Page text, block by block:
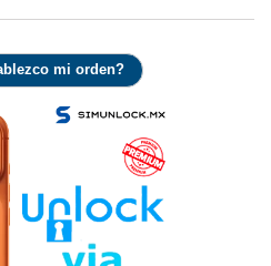
mi orden?